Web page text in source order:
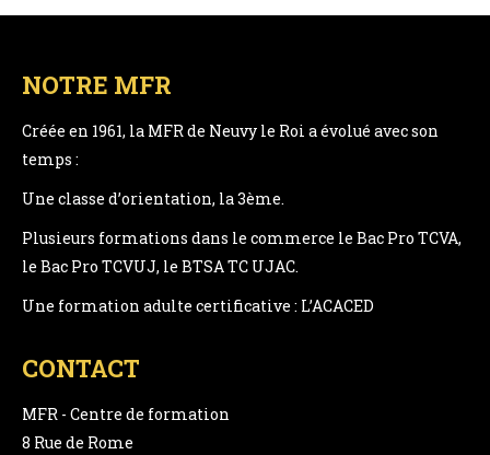
NOTRE MFR
Créée en 1961, la MFR de Neuvy le Roi a évolué avec son
temps :
Une classe d’orientation, la 3ème.
Plusieurs formations dans le commerce le Bac Pro TCVA,
le Bac Pro TCVUJ, le BTSA TC UJAC.
Une formation adulte certificative : L’ACACED
CONTACT
MFR - Centre de formation
8 Rue de Rome